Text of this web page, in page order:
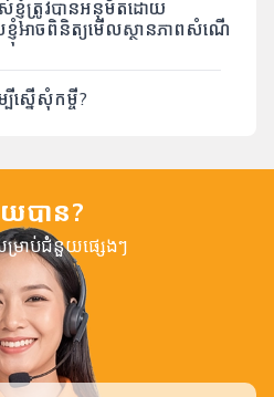
ខ្ញុំត្រូវបានអនុម័តដោយ
បខ្ញុំអាចពិនិត្យមើលស្ថានភាពសំណើ
បីស្នើសុំកម្ចី?
យបាន?
រាប់ជំនួយផ្សេងៗ